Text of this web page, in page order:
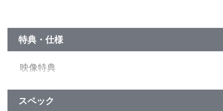
特典・仕様
映像特典
他、仕様
スペック